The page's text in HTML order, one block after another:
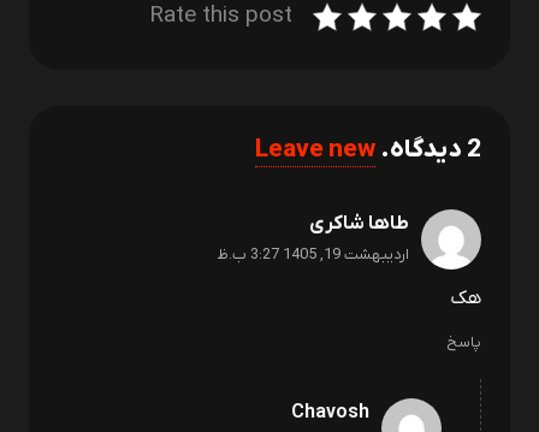
Rate this post
2 دیدگاه.
Leave new
طاها شاکری
اردیبهشت 19, 1405 3:27 ب.ظ
هک
پاسخ
Chavosh